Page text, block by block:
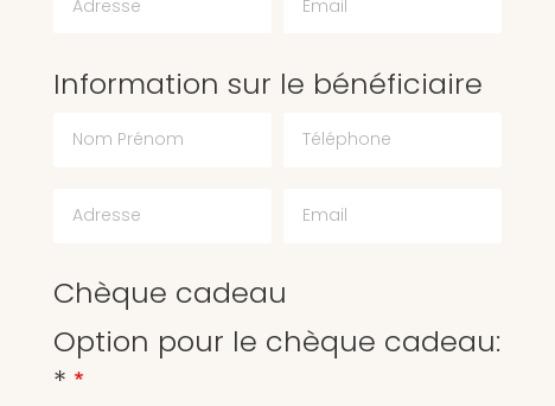
Information sur le bénéficiaire
Chèque cadeau
Option pour le chèque cadeau:
*